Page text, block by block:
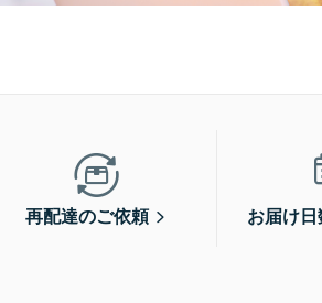
再配達のご依頼 お届け